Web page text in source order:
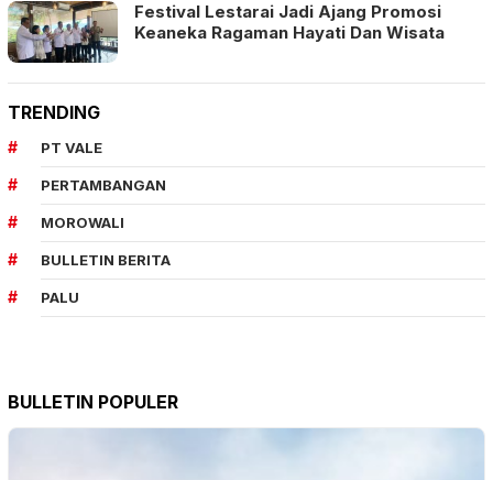
Festival Lestarai Jadi Ajang Promosi
Keaneka Ragaman Hayati Dan Wisata
TRENDING
PT VALE
PERTAMBANGAN
MOROWALI
BULLETIN BERITA
PALU
BULLETIN POPULER